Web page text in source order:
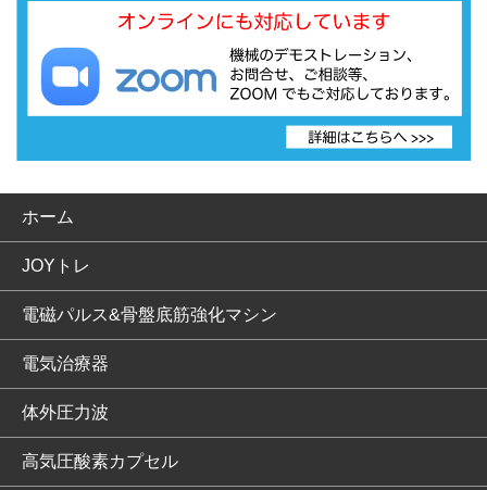
ホーム
JOYトレ
電磁パルス&骨盤底筋強化マシン
電気治療器
体外圧力波
高気圧酸素カプセル